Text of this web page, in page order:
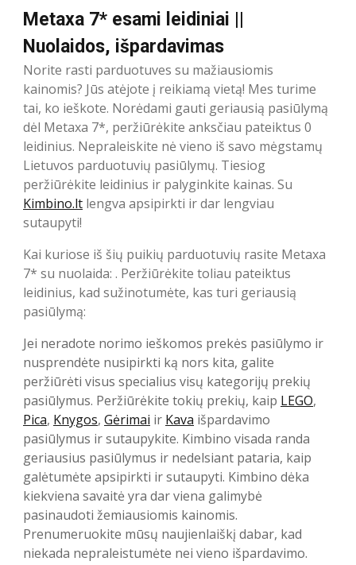
Metaxa 7* esami leidiniai ||
Nuolaidos, išpardavimas
Norite rasti parduotuves su mažiausiomis
kainomis? Jūs atėjote į reikiamą vietą! Mes turime
tai, ko ieškote. Norėdami gauti geriausią pasiūlymą
dėl Metaxa 7*, peržiūrėkite anksčiau pateiktus 0
leidinius. Nepraleiskite nė vieno iš savo mėgstamų
Lietuvos parduotuvių pasiūlymų. Tiesiog
peržiūrėkite leidinius ir palyginkite kainas. Su
Kimbino.lt lengva apsipirkti ir dar lengviau
sutaupyti!
Kai kuriose iš šių puikių parduotuvių rasite Metaxa
7* su nuolaida: . Peržiūrėkite toliau pateiktus
leidinius, kad sužinotumėte, kas turi geriausią
pasiūlymą:
Jei neradote norimo ieškomos prekės pasiūlymo ir
nusprendėte nusipirkti ką nors kita, galite
peržiūrėti visus specialius visų kategorijų prekių
pasiūlymus. Peržiūrėkite tokių prekių, kaip LEGO,
Pica, Knygos, Gėrimai ir Kava išpardavimo
pasiūlymus ir sutaupykite. Kimbino visada randa
geriausius pasiūlymus ir nedelsiant pataria, kaip
galėtumėte apsipirkti ir sutaupyti. Kimbino dėka
kiekviena savaitė yra dar viena galimybė
pasinaudoti žemiausiomis kainomis.
Prenumeruokite mūsų naujienlaiškį dabar, kad
niekada nepraleistumėte nei vieno išpardavimo.